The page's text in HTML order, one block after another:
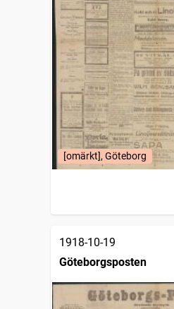
[omärkt], Göteborg
1918-10-19
Göteborgsposten